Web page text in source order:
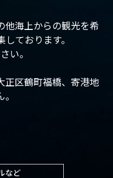
他海上からの観光を希
ております。
い。
正区鶴町福橋、寄港地